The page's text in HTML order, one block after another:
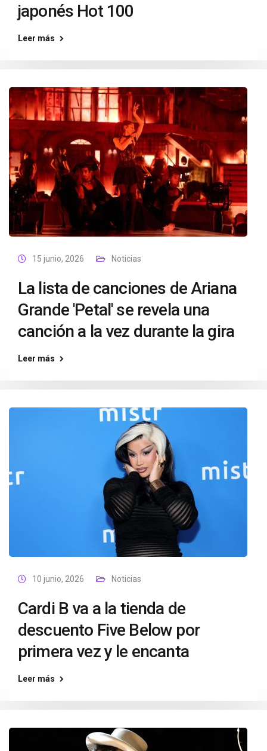
japonés Hot 100
Leer más
15 junio, 2026 Noticias
La lista de canciones de Ariana
Grande 'Petal' se revela una
canción a la vez durante la gira
Leer más
10 junio, 2026 Noticias
Cardi B va a la tienda de
descuento Five Below por
primera vez y le encanta
Leer más